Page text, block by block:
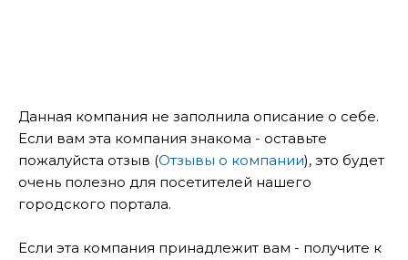
Данная компания не заполнила описание о себе.
Если вам эта компания знакома - оставьте
пожалуйста отзыв (Отзывы о компании), это будет
очень полезно для посетителей нашего
городского портала.
Если эта компания принадлежит вам - получите к